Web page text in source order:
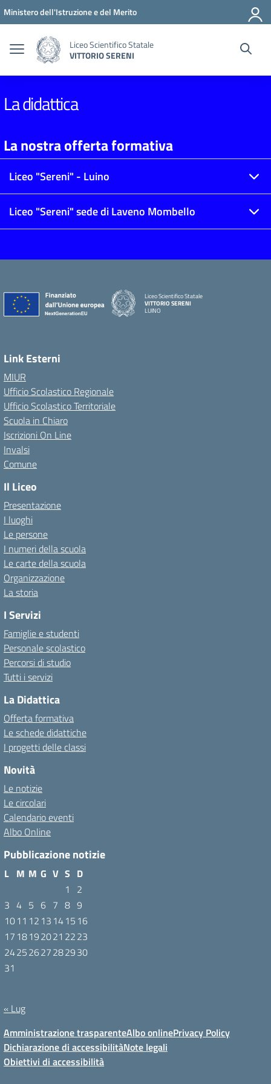
Vai ai contenuti
Vai al menu di navigazione
Vai al footer
Ministero dell'Istruzione e del Merito
Liceo Scientifico Statale
VITTORIO SERENI
La didattica
La nostra offerta formativa
Liceo "Sereni" - Luino
Liceo "Sereni" sede di Laveno Mombello
Liceo Scientifico Statale
VITTORIO SERENI
LUINO
Link Esterni
MIUR
Ufficio Scolastico Regionale
Ufficio Scolastico Territoriale
Scuola in Chiaro
Iscrizioni On Line
Invalsi
Comune
Il Liceo
Presentazione
I luoghi
Le persone
I numeri della scuola
Le carte della scuola
Organizzazione
La storia
I Servizi
Famiglie e studenti
Personale scolastico
Percorsi di studio
Tutti i servizi
La Didattica
Offerta formativa
Le schede didattiche
I progetti delle classi
Novità
Le notizie
Le circolari
Calendario eventi
Albo Online
Pubblicazione notizie
L M M G V S D
1
2
3 4 5 6 7 8 9
1011 12 13 1415 16
17 18192021 2223
24252627282930
31
« Lug
Amministrazione trasparenteAlbo onlinePrivacy Policy
Dichiarazione di accessibilitàNote legali
Obiettivi di accessibilità